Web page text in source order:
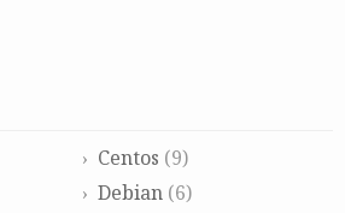
Centos (9)
Debian(6)